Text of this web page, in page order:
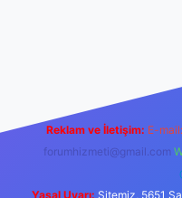
Reklam ve İletişim: E-mail:
forumhizmeti@gmail.com
Yasal Uyarı: Sitemiz, 5651